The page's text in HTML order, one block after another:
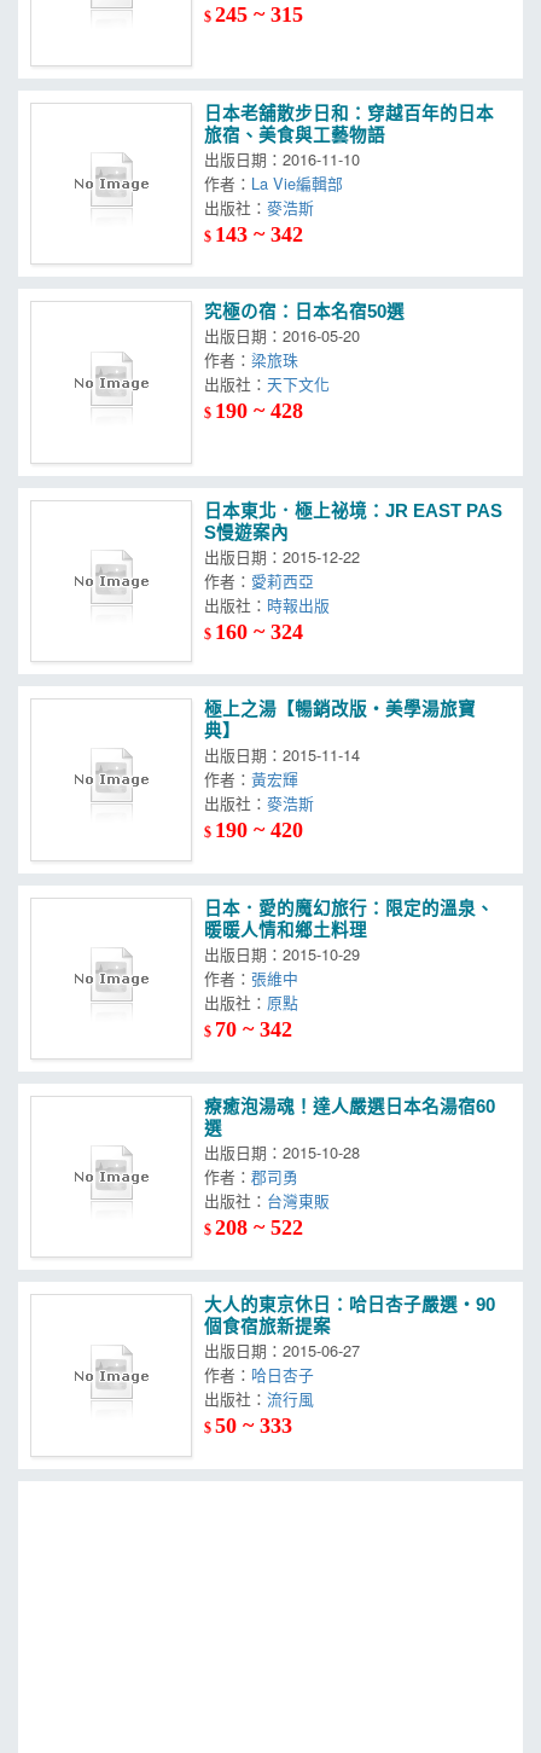
$245 ~ 315
日本老舖散步日和：穿越百年的日本
旅宿、美食與工藝物語
出版日期：2016-11-10
作者： La Vie編輯部
出版社：
$ 143 ~ 342
究極の宿：日本名宿50選
出版日期：2016-05-20
作者：梁旅珠
出版社：
$ 190 ~ 428
日本東北．極上祕境：JR EAST PAS
S慢遊案內
出版日期：2015-12-22
作者： 愛莉西亞
出版社：
$ 160 ~ 324
極上之湯【暢銷改版‧美學湯旅寶
典】
出版日期：2015-11-14
作者：黃宏輝
出版社：
$ 190 ~ 420
日本．愛的魔幻旅行：限定的溫泉、
暖暖人情和鄉土料理
出版日期：2015-10-29
作者：張維中
出版社：
$ 70 ~ 342
療癒泡湯魂！達人嚴選日本名湯宿60
選
出版日期：2015-10-28
作者：郡司勇
出版社：
$208 ~ 522
大人的東京休日：哈日杏子嚴選‧90
個食宿旅新提案
出版日期：2015-06-27
作者： 哈日杏子
出版社：
$50 ~ 333